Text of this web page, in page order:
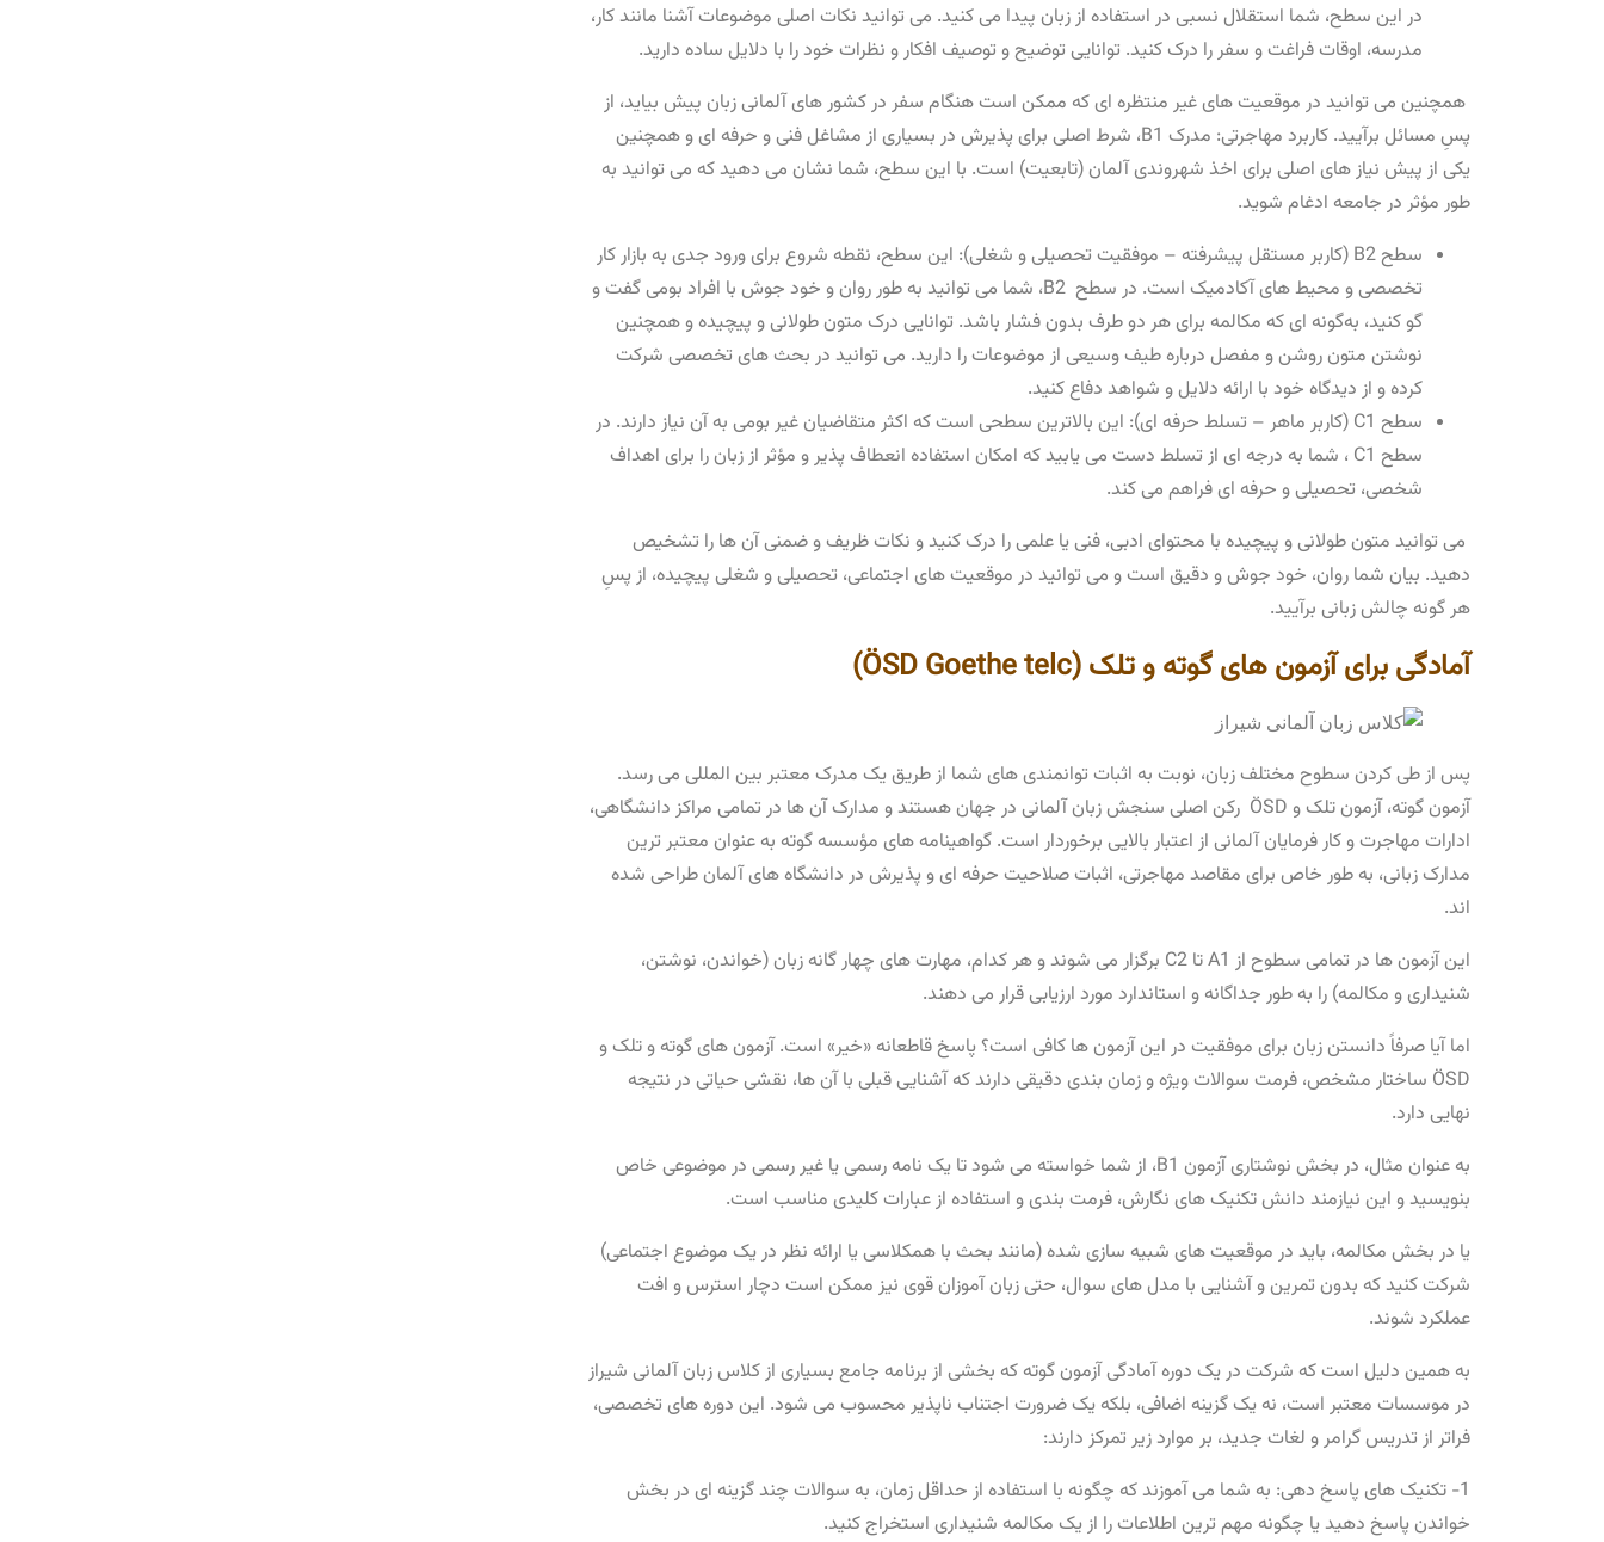
در این سطح، شما استقلال نسبی در استفاده از زبان پیدا می ‌کنید. می ‌توانید نکات اصلی موضوعات آشنا مانند کار،
مدرسه، اوقات فراغت و سفر را درک کنید. توانایی توضیح و توصیف افکار و نظرات خود را با دلایل ساده دارید.
همچنین می ‌توانید در موقعیت ‌های غیر منتظره ‌ای که ممکن است هنگام سفر در کشور های آلمانی ‌زبان پیش بیاید، از
پسِ مسائل برآیید. کاربرد مهاجرتی: مدرک B1، شرط اصلی برای پذیرش در بسیاری از مشاغل فنی و حرفه ‌ای و همچنین
یکی از پیش ‌نیاز های اصلی برای اخذ شهروندی آلمان (تابعیت) است. با این سطح، شما نشان می ‌دهید که می‌ توانید به
طور مؤثر در جامعه ادغام شوید.
سطح B2 (کاربر مستقل پیشرفته – موفقیت تحصیلی و شغلی): این سطح، نقطه شروع برای ورود جدی به بازار کار
تخصصی و محیط ‌های آکادمیک است. در سطح B2، شما می‌ توانید به طور روان و خود جوش با افراد بومی گفت و
گو کنید، به‌گونه ‌ای که مکالمه برای هر دو طرف بدون فشار باشد. توانایی درک متون طولانی و پیچیده و همچنین
نوشتن متون روشن و مفصل درباره طیف وسیعی از موضوعات را دارید. می ‌توانید در بحث‌ های تخصصی شرکت
کرده و از دیدگاه خود با ارائه دلایل و شواهد دفاع کنید.
سطح C1 (کاربر ماهر – تسلط حرفه ‌ای): این بالاترین سطحی است که اکثر متقاضیان غیر بومی به آن نیاز دارند. در
سطح C1 ، شما به درجه ‌ای از تسلط دست می ‌یابید که امکان استفاده انعطاف ‌پذیر و مؤثر از زبان را برای اهداف
شخصی، تحصیلی و حرفه ‌ای فراهم می ‌کند.
می‌ توانید متون طولانی و پیچیده با محتوای ادبی، فنی یا علمی را درک کنید و نکات ظریف و ضمنی آن ها را تشخیص
دهید. بیان شما روان، خود جوش و دقیق است و می ‌توانید در موقعیت ‌های اجتماعی، تحصیلی و شغلی پیچیده، از پسِ
هر گونه چالش زبانی برآیید.
آمادگی برای آزمون‌ های گوته و تلک(ÖSD Goethe telc)
پس از طی کردن سطوح مختلف زبان، نوبت به اثبات توانمندی ‌های شما از طریق یک مدرک معتبر بین ‌المللی می ‌رسد.
آزمون گوته، آزمون تلک و ÖSD رکن اصلی سنجش زبان آلمانی در جهان هستند و مدارک آن ها در تمامی مراکز دانشگاهی،
ادارات مهاجرت و کار فرمایان آلمانی از اعتبار بالایی برخوردار است. گواهینامه ‌های مؤسسه گوته به عنوان معتبر ترین
مدارک زبانی، به طور خاص برای مقاصد مهاجرتی، اثبات صلاحیت حرفه ‌ای و پذیرش در دانشگاه ‌های آلمان طراحی شده
‌اند.
این آزمون ‌ها در تمامی سطوح از A1 تا C2 برگزار می ‌شوند و هر کدام، مهارت ‌های چهار گانه زبان (خواندن، نوشتن،
شنیداری و مکالمه) را به طور جداگانه و استاندارد مورد ارزیابی قرار می ‌دهند.
اما آیا صرفاً دانستن زبان برای موفقیت در این آزمون ‌ها کافی است؟ پاسخ قاطعانه «خیر» است. آزمون ‌های گوته و تلک و
ÖSD ساختار مشخص، فرمت سوالات ویژه و زمان ‌بندی دقیقی دارند که آشنایی قبلی با آن ها، نقشی حیاتی در نتیجه
نهایی دارد.
به عنوان مثال، در بخش نوشتاری آزمون B1، از شما خواسته می ‌شود تا یک نامه رسمی یا غیر رسمی در موضوعی خاص
بنویسید و این نیازمند دانش تکنیک ‌های نگارش، فرمت ‌بندی و استفاده از عبارات کلیدی مناسب است.
یا در بخش مکالمه، باید در موقعیت‌ های شبیه ‌سازی ‌شده (مانند بحث با همکلاسی یا ارائه نظر در یک موضوع اجتماعی)
شرکت کنید که بدون تمرین و آشنایی با مدل ‌های سوال، حتی زبان ‌آموزان قوی نیز ممکن است دچار استرس و افت
عملکرد شوند.
به همین دلیل است که شرکت در یک دوره آمادگی آزمون گوته که بخشی از برنامه جامع بسیاری از کلاس زبان آلمانی شیراز
در موسسات معتبر است، نه یک گزینه اضافی، بلکه یک ضرورت اجتناب ‌ناپذیر محسوب می ‌شود. این دوره ‌های تخصصی،
فراتر از تدریس گرامر و لغات جدید، بر موارد زیر تمرکز دارند:
1- تکنیک‌ های پاسخ‌ دهی: به شما می‌ آموزند که چگونه با استفاده از حداقل زمان، به سوالات چند گزینه ‌ای در بخش
خواندن پاسخ دهید یا چگونه مهم‌ ترین اطلاعات را از یک مکالمه شنیداری استخراج کنید.